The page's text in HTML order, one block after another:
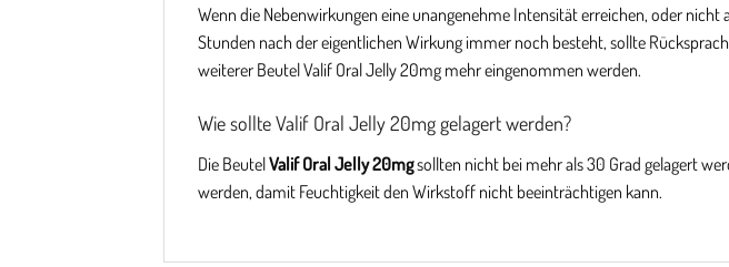
Wenn die Nebenwirkungen eine unangenehme Intensität erreichen, oder
Stunden nach der eigentlichen Wirkung immer noch besteht, sollte
weiterer Beutel Valif Oral Jelly 20mg mehr eingenommen werden.
Wie sollte Valif Oral Jelly 20mg gelagert werden?
Die BeutelValif Oral Jelly 20mgsollten nicht bei mehr als 30 Grad gelagert
werden, damit Feuchtigkeit den Wirkstoff nicht beeinträchtigen kann.